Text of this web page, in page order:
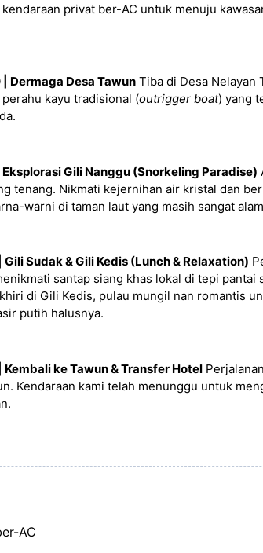
privat ber-AC untuk menuju
Dermaga Desa Tawun Tiba di Desa Nelayan
kayu tradisional (outrigger boat) yang
Eksplorasi Gili Nanggu (Snorkeling Paradise)
tenang. Nikmati kejernihan air kristal dan
warni di taman laut yang masih sangat
Gili Sudak & Gili Kedis (Lunch & Relaxation)
santap siang khas lokal di tepi
di Gili Kedis, pulau mungil nan romantis
putih halusnya.
Kembali ke Tawun & Transfer Hotel
Kendaraan kami telah menunggu untuk
AC